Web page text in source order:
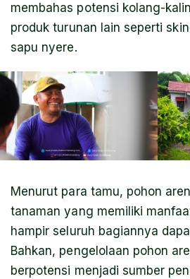
membahas potensi kolang-
produk turunan lain seperti
sapu nyere.
Menurut para tamu, pohon
tanaman yang memiliki
hampir seluruh bagiannya
Bahkan, pengelolaan pohon
berpotensi menjadi sumber